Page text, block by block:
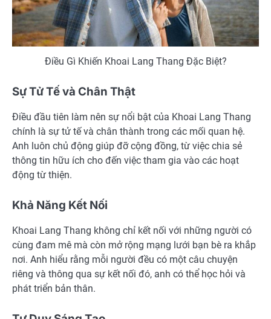
Điều Gì Khiến Khoai Lang Thang Đặc Biệt?
Sự Tử Tế và Chân Thật
Điều đầu tiên làm nên sự nổi bật của Khoai Lang Thang
chính là sự tử tế và chân thành trong các mối quan hệ.
Anh luôn chủ động giúp đỡ cộng đồng, từ việc chia sẻ
thông tin hữu ích cho đến việc tham gia vào các hoạt
động từ thiện.
Khả Năng Kết Nối
Khoai Lang Thang không chỉ kết nối với những người có
cùng đam mê mà còn mở rộng mạng lưới bạn bè ra khắp
nơi. Anh hiểu rằng mỗi người đều có một câu chuyện
riêng và thông qua sự kết nối đó, anh có thể học hỏi và
phát triển bản thân.